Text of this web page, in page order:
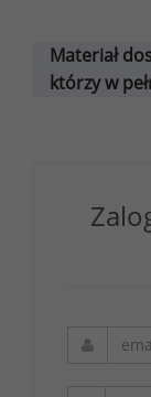
Materiał
którzy w